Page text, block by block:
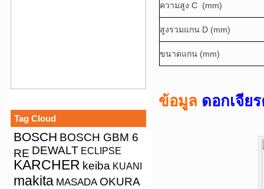
Tag Cloud
BOSCH BOSCH GBM 6
RE DEWALT ECLIPSE
KARCHER keiba KUANI
makita MASADA OKURA
ความสูง C (mm)
สูงรวมแกน D (mm)
ขนาดแกน (mm)
ข้อมูล ดอกเจีย